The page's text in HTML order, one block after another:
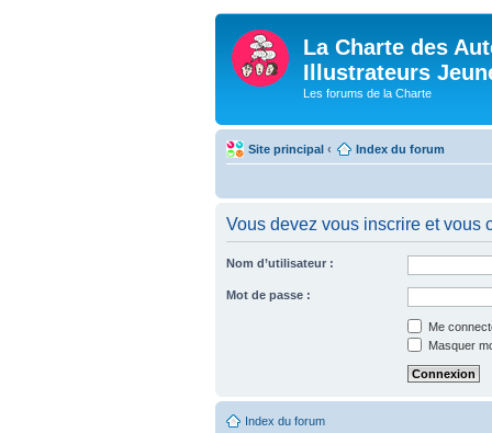
La Charte des
Illustrateurs
Les forums de la Charte
Site principal ‹ Index du forum
Vous devez vous inscrire et vous
Nom d’utilisateur :
Mot de passe :
Me
Masquer
Index du forum